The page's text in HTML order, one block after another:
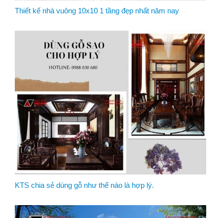
Thiết kế nhà vuông 10x10 1 tầng đẹp nhất năm nay
KTS chia sẻ dùng gỗ như thế nào là hợp lý.